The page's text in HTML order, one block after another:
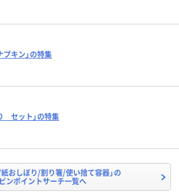
プキン」の特集
セット」の特集
紙おしぼり/割り箸/使い捨て容器」の
ピンポイントサーチ一覧へ